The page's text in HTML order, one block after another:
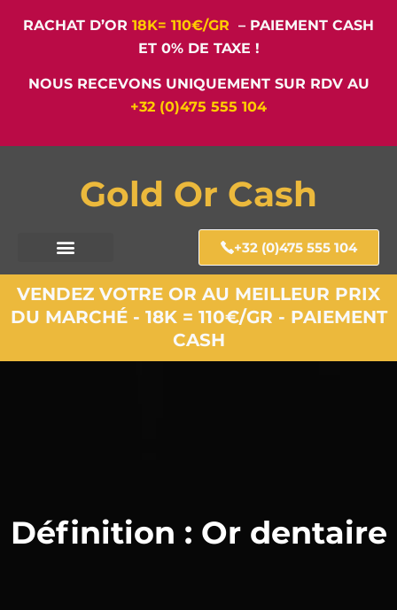
RACHAT D’OR 18K= 110€/GR – PAIEMENT CASH
ET 0% DE TAXE !
NOUS RECEVONS UNIQUEMENT SUR RDV AU
+32 (0)475 555 104
Gold Or Cash
+32 (0)475 555 104
VENDEZ VOTRE OR AU MEILLEUR PRIX
DU MARCHÉ - 18K = 110€/GR - PAIEMENT
CASH
Définition : Or dentaire